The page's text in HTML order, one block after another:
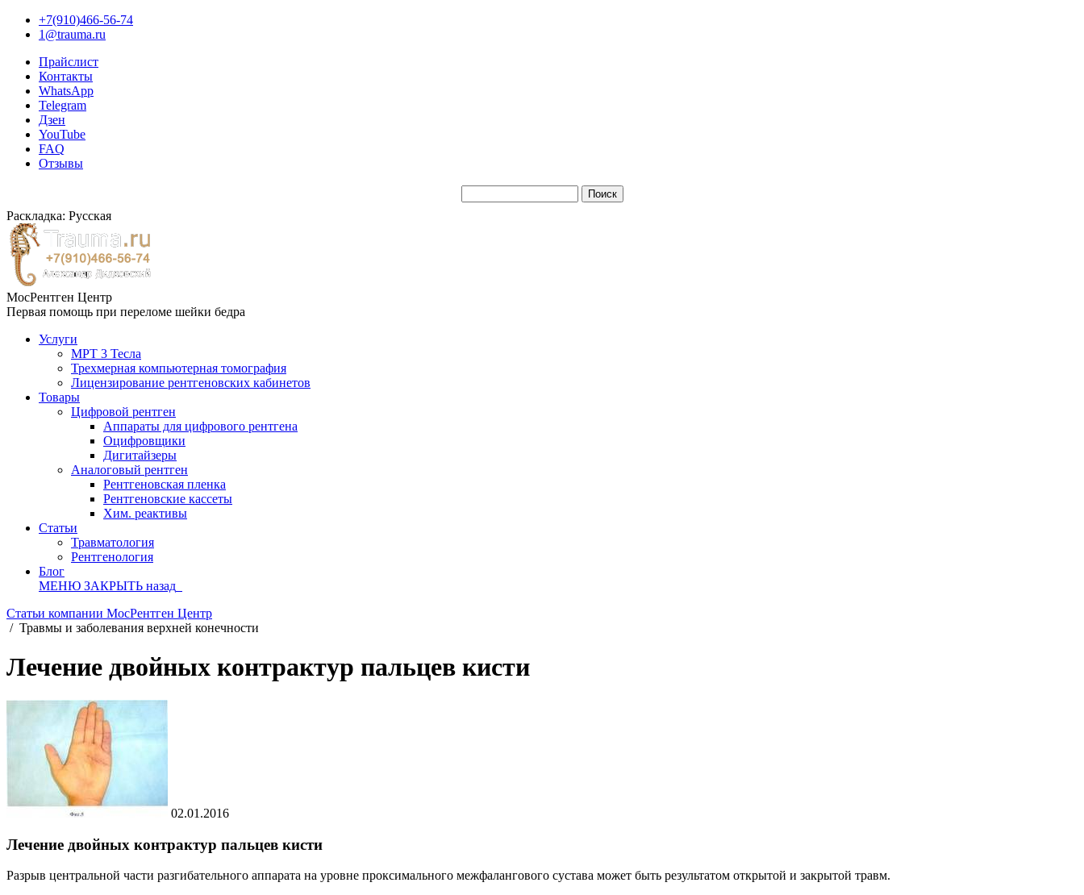
+7(910)466-56-74
1@trauma.ru
Прайслист
Контакты
WhatsApp
Telegram
Дзен
YouTube
FAQ
Отзывы
Раскладка: Русская
МосРентген Центр
Первая помощь при переломе шейки бедра
Услуги
МРТ 3 Тесла
Трехмерная компьютерная томография
Лицензирование рентгеновских кабинетов
Товары
Цифровой рентген
Аппараты для цифрового рентгена
Оцифровщики
Дигитайзеры
Аналоговый рентген
Рентгеновская пленка
Рентгеновские кассеты
Хим. реактивы
Статьи
Травматология
Рентгенология
Блог
МЕНЮ ЗАКРЫТЬ назад
Статьи компании МосРентген Центр
/ Травмы и заболевания верхней конечности
Лечение двойных контрактур пальцев кисти
02.01.2016
Лечение двойных контрактур пальцев кисти
Разрыв центральной части разгибательного аппарата на уровне проксимального межфалангового сустава может быть результатом открытой и закрытой травм.